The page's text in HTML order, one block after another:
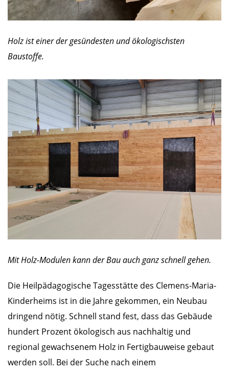
Holz ist einer der gesündesten und ökologischsten
Baustoffe.
Mit Holz-Modulen kann der Bau auch ganz schnell gehen.
Die Heilpädagogische Tagesstätte des Clemens-Maria-
Kinderheims ist in die Jahre gekommen, ein Neubau
dringend nötig. Schnell stand fest, dass das Gebäude
hundert Prozent ökologisch aus nachhaltig und
regional gewachsenem Holz in Fertigbauweise gebaut
werden soll. Bei der Suche nach einem